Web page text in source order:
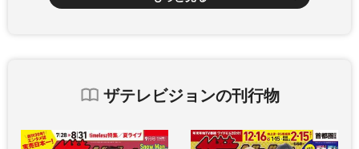
ザテレビジョンの刊行物